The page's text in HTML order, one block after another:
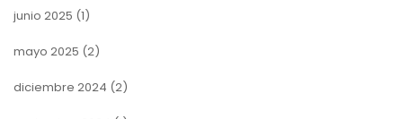
junio 2025 (1)
mayo 2025 (2)
diciembre 2024 (2)